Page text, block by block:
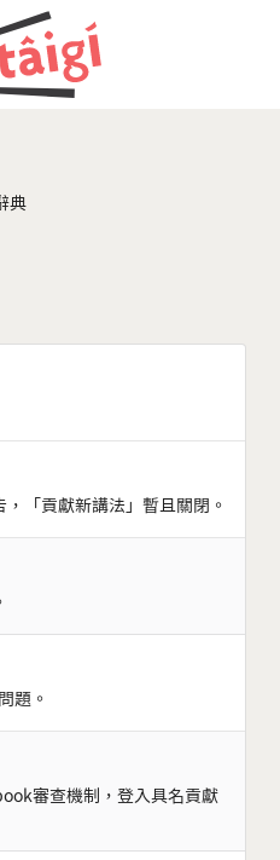
典
「貢獻新講法」暫且關閉。
題。
審查機制，登入具名貢獻